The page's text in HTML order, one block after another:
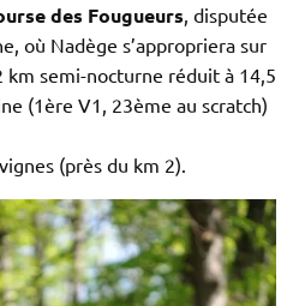
des Fougueurs , disputée
où Nadège s’appropriera sur
km semi-nocturne réduit à 14,5
(1ère V1, 23ème au scratch)
(près du km 2).